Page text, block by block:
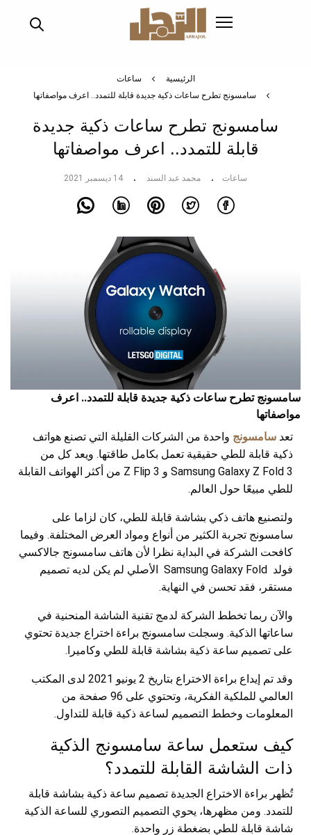
الرئيسية
ساعات
سامسونج تطرح ساعات ذكية جديدة قابلة للتمدد.. اعرف مواصفاتها
سامسونج تطرح ساعات ذكية جديدة
قابلة للتمدد.. اعرف مواصفاتها
ساعات محمد عبد السند 14 ديسمبر 2021
سامسونج تطرح ساعات ذكية جديدة قابلة للتمدد.. اعرف
مواصفاتها
تعد سامسونج واحدة من الشركات القليلة التي تصنع هواتف
ذكية قابلة للطي حقيقية تعمل بكامل طاقتها. ويعد كل من
Samsung Galaxy Z Fold 3 و Z Flip 3 من أكثر الهواتف القابلة
للطي مبيعًا حول العالم.
ولتصنيع هاتف ذكي بشاشة قابلة للطي، كان لزاما على
سامسونج تجربة الكثير من أنواع ومواد العرض المختلفة. وفيما
كافحت الشركة في البداية نظرا لأن هاتف سامسونج جالاكسي
فولد Samsung Galaxy Fold الأصلي لم يكن لديه تصميم
مستقر، فقد تحسن في النهاية.
والآن ربما تخطط الشركة لدمج تقنية الشاشة المنحنية في
ساعاتها الذكية. وسجلت سامسونج براءة اختراع جديدة تحتوي
على تصميم ساعة ذكية بشاشة قابلة للطي وكاميرا.
وقد تم إيداع براءة الاختراع بتاريخ 2 يونيو 2021 لدى المكتب
العالمي للملكية الفكرية، وتحتوي على 96 صفحة من
المعلومات وخطط التصميم لساعة ذكية قابلة للتداول.
كيف ستعمل ساعة سامسونج الذكية
ذات الشاشة القابلة للتمدد؟
تُظهر براءة الاختراع الجديدة تصميم ساعة ذكية بشاشة قابلة
للتمدد. ومن مظهرها، يحوي التصميم التصوري للساعة الذكية
شاشة قابلة للطي بضغطة زر واحدة.